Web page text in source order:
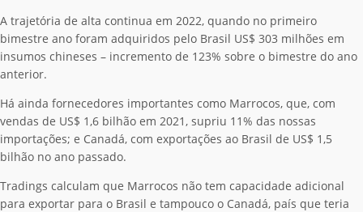
A trajetória de alta continua em 2022, quando no primeiro
bimestre ano foram adquiridos pelo Brasil US$ 303 milhões em
insumos chineses – incremento de 123% sobre o bimestre do ano
anterior.
Há ainda fornecedores importantes como Marrocos, que, com
vendas de US$ 1,6 bilhão em 2021, supriu 11% das nossas
importações; e Canadá, com exportações ao Brasil de US$ 1,5
bilhão no ano passado.
Tradings calculam que Marrocos não tem capacidade adicional
para exportar para o Brasil e tampouco o Canadá, país que teria